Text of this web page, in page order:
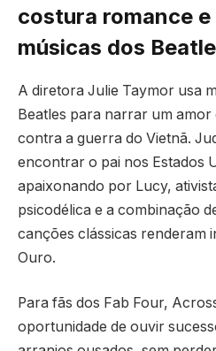
costura romance
músicas dos
A diretora Julie Taymor usa
Beatles para narrar um amor
contra a guerra do Vietnã.
encontrar o pai nos Estados
apaixonando por Lucy,
psicodélica e a combinação
canções clássicas renderam
Ouro.
Para fãs dos Fab Four,
oportunidade de ouvir